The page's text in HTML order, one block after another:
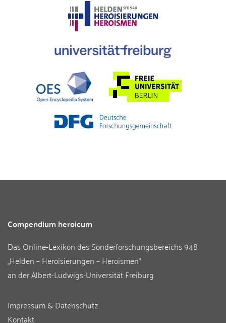
Compendium heroicum
Das Online-Lexikon desSonderforschungsbereichs 948
„Helden – Heroisierungen – Heroismen“
an derAlbert-Ludwigs-Universität Freiburg
Impressum & Datenschutz
Kontakt